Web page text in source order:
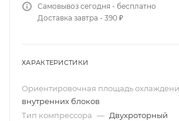
Самовывоз сегодня - бесплатно
Доставка завтра - 390 ₽
ХАРАКТЕРИСТИКИ
Ориентировочная площадь
внутренних блоков
Тип компрессора — Двухроторный